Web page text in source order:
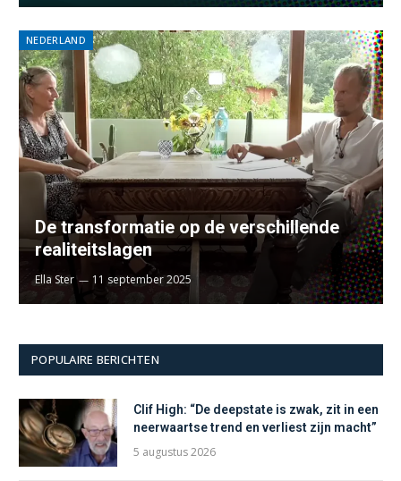
NEDERLAND
De transformatie op de verschillende
realiteitslagen
Ella Ster 11 september 2025
POPULAIRE BERICHTEN
Clif High: “De deepstate is zwak, zit in een
neerwaartse trend en verliest zijn macht”
5 augustus 2026